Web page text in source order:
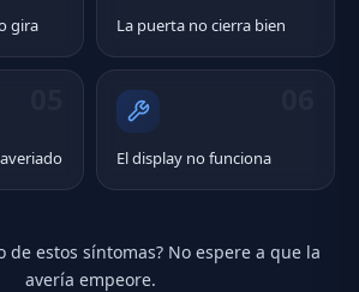
gira La puerta no cierra bien
El display no funciona
de estos síntomas? No espere a que la
avería empeore.